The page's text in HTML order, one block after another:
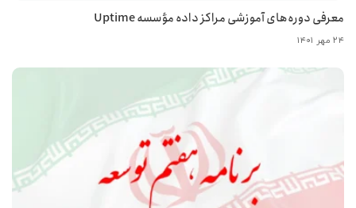
معرفی دوره‌های آموزشی مراکز داده مؤسسه Uptime
۲۴ مهر ۱۴۰۱